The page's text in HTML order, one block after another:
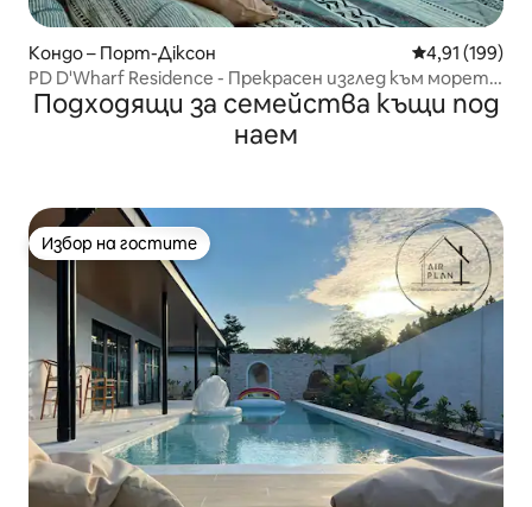
Кондо – Порт-Діксон Средна
4,91 (199)
PD D'Wharf Residence - Прекрасен изглед към морето
(До 6 души)
Подходящи за семейства къщи под
наем
Избор на гостите
Избор на гостите